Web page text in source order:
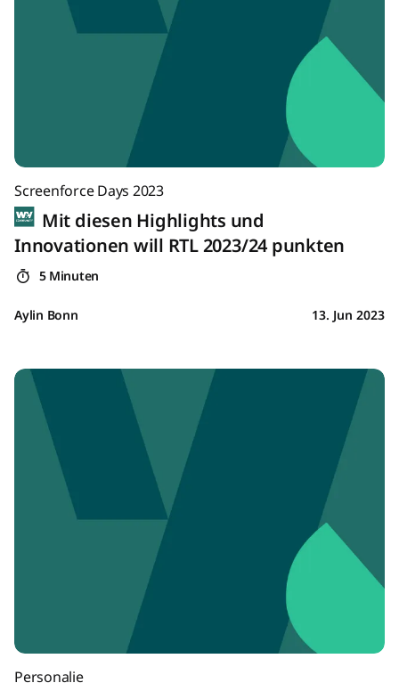
Screenforce Days 2023
Mit diesen Highlights und
Innovationen will RTL 2023/24 punkten
5 Minuten
Aylin Bonn 13. Jun 2023
Personalie